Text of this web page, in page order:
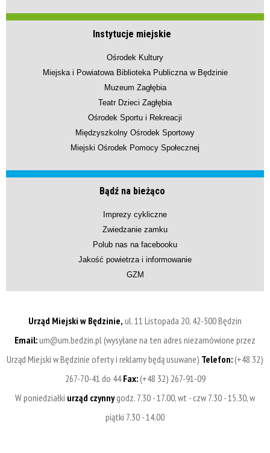
Instytucje miejskie
Ośrodek Kultury
Miejska i Powiatowa Biblioteka Publiczna w Będzinie
Muzeum Zagłębia
Teatr Dzieci Zagłębia
Ośrodek Sportu i Rekreacji
Międzyszkolny Ośrodek Sportowy
Miejski Ośrodek Pomocy Społecznej
Bądź na bieżąco
Imprezy cykliczne
Zwiedzanie zamku
Polub nas na facebooku
Jakość powietrza i informowanie
GZM
Urząd Miejski w Będzinie, ul. 11 Listopada 20, 42-500 Będzin
Email:um@um.bedzin.pl (wysyłane na ten adres niezamówione przez
Urząd Miejski w Będzinie oferty i reklamy będą usuwane) Telefon:(+48 32)
267-70-41 do 44Fax:(+48 32) 267-91-09
W poniedziałki urząd czynnygodz. 7.30 - 17.00, wt - czw 7.30 - 15.30, w
piątki 7.30 - 14.00